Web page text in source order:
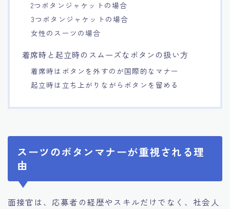
2つボタンジャケットの場合
3つボタンジャケットの場合
女性のスーツの場合
着席時と起立時のスムーズなボタンの扱い方
着席時はボタンを外すのが国際的なマナー
起立時は立ち上がりながらボタンを留める
スーツのボタンマナーが重視される理
由
面接官は、応募者の経歴やスキルだけでなく、社会人